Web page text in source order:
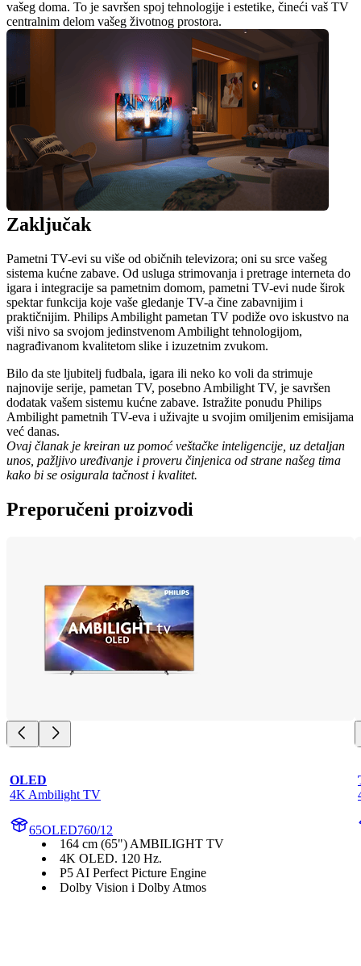
vašeg doma. To je savršen spoj tehnologije i estetike, čineći vaš TV
centralnim delom vašeg životnog prostora.
Zaključak
Pametni TV-evi su više od običnih televizora; oni su srce vašeg
sistema kućne zabave. Od usluga strimovanja i pretrage interneta do
igara i integracije sa pametnim domom, pametni TV-evi nude širok
spektar funkcija koje vaše gledanje TV-a čine zabavnijim i
praktičnijim. Philips Ambilight pametan TV podiže ovo iskustvo na
viši nivo sa svojom jedinstvenom Ambilight tehnologijom,
nagrađivanom kvalitetom slike i izuzetnim zvukom.
Bilo da ste ljubitelj fudbala, igara ili neko ko voli da strimuje
najnovije serije, pametan TV, posebno Ambilight TV, je savršen
dodatak vašem sistemu kućne zabave. Istražite ponudu Philips
Ambilight pametnih TV-eva i uživajte u svojim omiljenim emisijama
već danas.
Ovaj članak je kreiran uz pomoć veštačke inteligencije, uz detaljan
unos, pažljivo uređivanje i proveru činjenica od strane našeg tima
kako bi se osigurala tačnost i kvalitet.
Preporučeni proizvodi
OLED
4K Ambilight TV
65OLED760/12
164 cm (65") AMBILIGHT TV
4K OLED. 120 Hz.
P5 AI Perfect Picture Engine
Dolby Vision i Dolby Atmos